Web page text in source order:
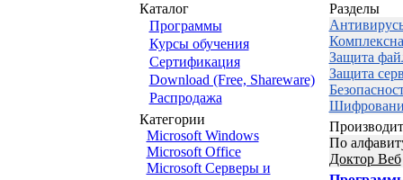
Каталог
Программы
Курсы обучения
Сертификация
Download (Free, Shareware)
Распродажа
Категории
Microsoft Windows
Microsoft Office
Microsoft Серверы и
Разделы
Защита
Защита
По
Доктор Веб